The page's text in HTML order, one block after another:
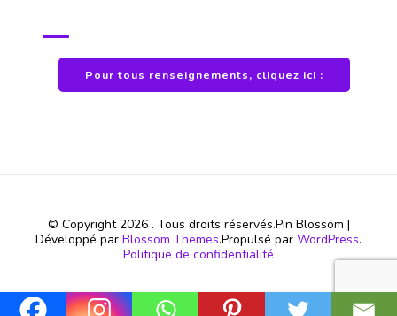
Pour tous renseignements, cliquez ici :
© Copyright 2026 . Tous droits réservés.Pin Blossom |
Développé par Blossom Themes.Propulsé par WordPress.
Politique de confidentialité